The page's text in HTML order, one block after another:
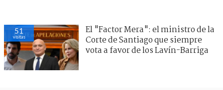
51
visitas
El "Factor Mera": el ministro de la
Corte de Santiago que siempre
vota a favor de los Lavín-Barriga